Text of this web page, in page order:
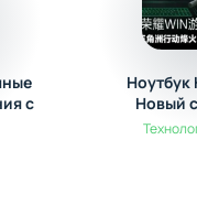
с
Ноутбук
Новый